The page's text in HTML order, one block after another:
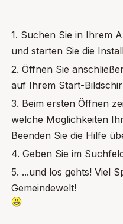
1. Suchen Sie in Ihrem
und starten Sie die
2. Öffnen Sie
auf Ihrem Start-
3. Beim ersten Öffnen
welche Möglichkeiten
Beenden Sie die Hilfe
4. Geben Sie im
5. ...und los gehts! Viel
Gemeindewelt!